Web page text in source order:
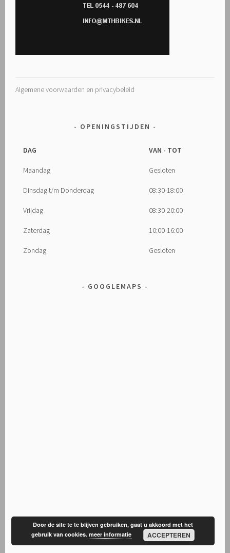
Algemene voorwaarden en privacybeleid
OPENINGSTIJDEN
DAG VAN - TOT
Maandag Gesloten
Dinsdag t/m Donderdag 08:30-18:00
Vrijdag 08:30-20:00
Zaterdag 10:00-16:00
Zondag Gesloten
GOOGLEMAPS
Door de site te te blijven gebruiken, gaat u akkoord met het
gebruik van cookies.meer informatie ACCEPTEREN